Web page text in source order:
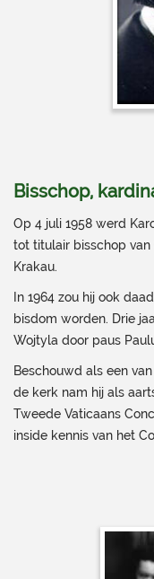
Bisschop,
Op 4 juli 1958 werd
tot titulair bisschop
Krakau.
In 1964 zou hij ook
bisdom worden. Drie
Wojtyla door paus
Beschouwd als een
de kerk nam hij als
Tweede Vaticaans
inside kennis van het